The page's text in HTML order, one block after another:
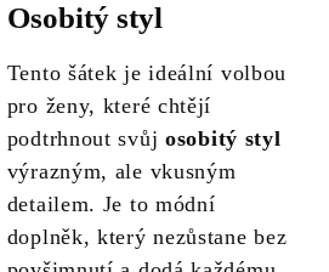
Osobitý styl
Tento šátek je ideální volbou
pro ženy, které chtějí
podtrhnout svůj osobitý styl
výrazným, ale vkusným
detailem. Je to módní
doplněk, který nezůstane bez